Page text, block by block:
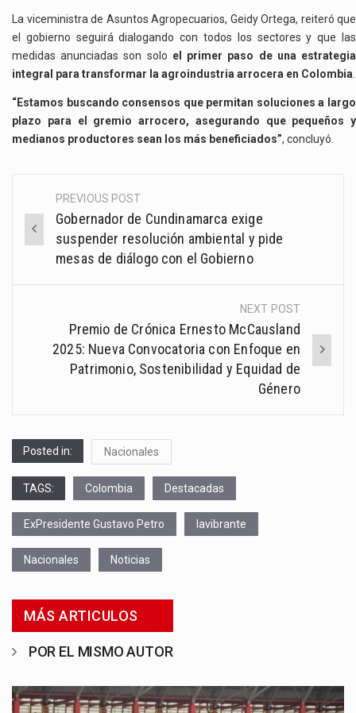
La viceministra de Asuntos Agropecuarios, Geidy Ortega, reiteró que
el gobierno seguirá dialogando con todos los sectores y que las
medidas anunciadas son solo el primer paso de una estrategia
integral para transformar la agroindustria arrocera en Colombia
“Estamos buscando consensos que permitan soluciones a largo
plazo para el gremio arrocero, asegurando que pequeños y
medianos productores sean los más beneficiados”, concluyó.
Post
navigation
PREVIOUS POST
Gobernador de Cundinamarca exige
suspender resolución ambiental y pide
mesas de diálogo con el Gobierno
NEXT POST
Premio de Crónica Ernesto McCausland
2025: Nueva Convocatoria con Enfoque en
Patrimonio, Sostenibilidad y Equidad de
Género
Posted in: Nacionales
TAGS: Colombia Destacadas
ExPresidente Gustavo Petro lavibrante
Nacionales Noticias
MÁS ARTICULOS
POR EL MISMO AUTOR